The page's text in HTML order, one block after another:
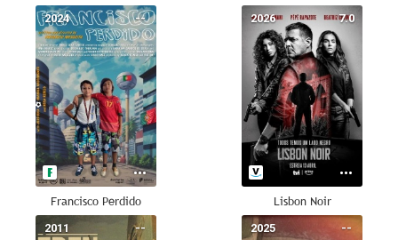
--
2024
Francisco Perdido
7.0
2026
Lisbon Noir
--
2011 --
2025